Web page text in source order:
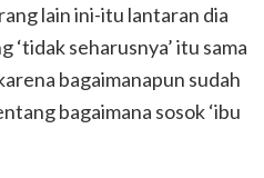
lain ini-itu lantaran dia
‘tidak seharusnya’ itu sama
bagaimanapun sudah
bagaimana sosok ‘ibu